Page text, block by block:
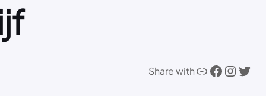
Share withLink Facebook Instagram Twitter